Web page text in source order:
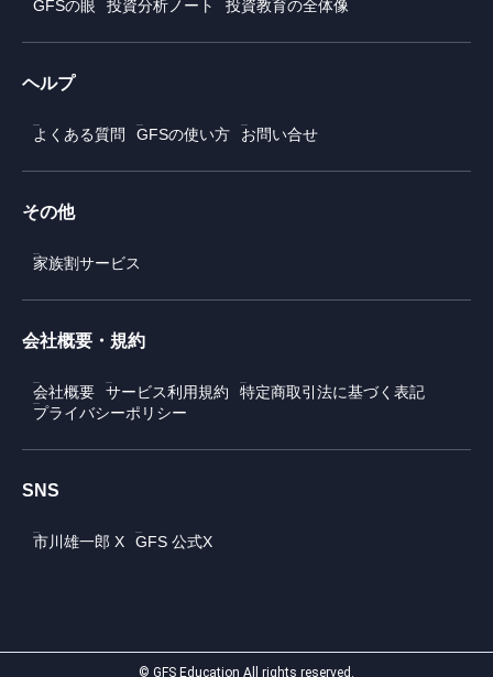
GFSの眼
投資分析ノート 投資教育の全体像
ヘルプ
よくある質問 GFSの使い方 お問い合せ
その他
家族割サービス
会社概要・規約
会社概要 サービス利用規約
特定商取引法に基づく表記
プライバシーポリシー
SNS
市川雄一郎 X GFS 公式X
© GFS Education All rights reserved.